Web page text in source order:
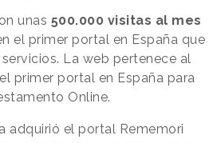
unas 500.000 visitas al mes
el primer portal en España que
La web pertenece al
primer portal en España para
Online.
adquirió el portal Rememori